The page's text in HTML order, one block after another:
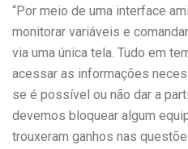
“Por meio de uma interface
monitorar variáveis e
via uma única tela. Tudo em
acessar as informações
se é possível ou não dar a
devemos bloquear algum
trouxeram ganhos nas